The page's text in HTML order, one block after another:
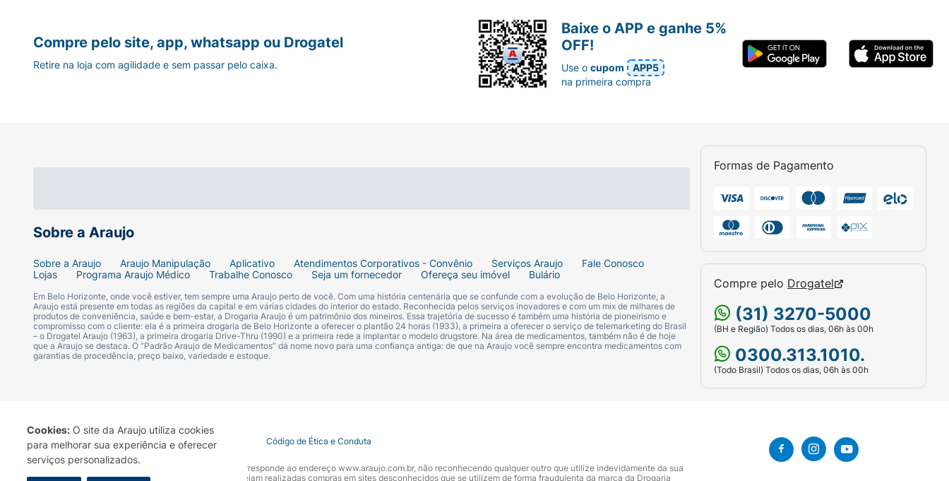
Cookies: O site da Araujo utiliza cookies
para melhorar sua experiência e oferecer
serviços personalizados.
Fórmula que não mancha e permite a construção de camadas.
Tamanho Compacto:Ideal para levar na bolsa ou em viagens sem ocupar espaço.
Embalagem resistente e visor transparente para facilitar a escolha dos tons.
Escolha uma das cores cintilantes (como Mirage ou Illusion) e aplique no centro da pálpebra com os dedos ou pincel firme para máxima
intensidade.
Utilize o tom "Hidden" (preto) rente aos cílios para um efeito delineado ou para escurecer o canto externo.
Finalize iluminando o canto interno com o tom "Reverie".
Ficha Técnica:
Marca:Ruby Rose.
Acabamentos:
Sobre a Araujo
Sobre a Araujo Araujo Manipulação Aplicativo Atendimentos Corporativos - Convênio Serviços Araujo
Fale Conosco
Lojas
Programa Araujo Médico Trabalhe Conosco Seja um fornecedor Ofereça seu imóvel Bulário
Em Belo Horizonte, onde você estiver, tem sempre uma Araujo perto de você. Com uma história centenária que se confunde com a evolução de Belo Horizonte, a
Araujo está presente em todas as regiões da capital e em várias cidades do interior do estado. Reconhecida pelos serviços inovadores e com um mix de milhares de
produtos de conveniência, saúde e bem-estar, a Drogaria Araujo é um patrimônio dos mineiros. Essa trajetória de sucesso é também uma história de pioneirismo e
compromisso com o cliente: ela é a primeira drogaria de Belo Horizonte a oferecer o plantão 24 horas (1933), a primeira a oferecer o serviço de telemarketing do Brasil
– o Drogatel Araujo (1963), a primeira drogaria Drive-Thru (1990) e a primeira rede a implantar o modelo drugstore. Na área de medicamentos, também não é de hoje
que a Araujo se destaca. O “Padrão Araujo de Medicamentos” dá nome novo para uma confiança antiga: de que na Araujo você sempre encontra medicamentos com
garantias de procedência, preço baixo, variedade e estoque.
Formas de Pagamento
Compre pelo Drogatel
(31) 3270-5000
(BH e Região) Todos os dias, 06h às 00h
0300.313.1010.
(Todo Brasil) Todos os dias, 06h às 00h
Compre pelo site, app, whatsapp ou Drogatel
Retire na loja com agilidade e sem passar pelo caixa.
Baixe o APP e ganhe 5%
OFF!
Use ocupom
APP5
na primeira compra
Termo de Uso Portal da Privacidade Covid-19 Código de Ética e Conduta
A Drogaria Araujo S/A informa que o seu site oficial corresponde ao endereço www.araujo.com.br, não reconhecendo qualquer outro que utilize indevidamente da sua
marca. Para sua segurança recomendamos que não sejam realizadas compras em sites desconhecidos que se utilizem de forma fraudulenta da marca da Drogaria